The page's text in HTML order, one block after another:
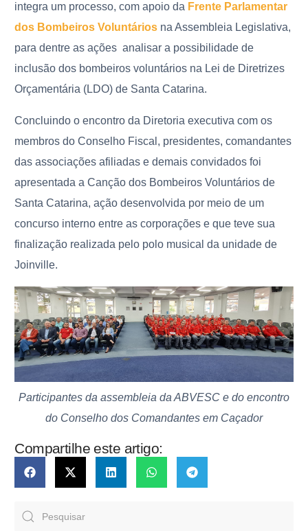
integra um processo, com apoio da Frente Parlamentar
dos Bombeiros Voluntários na Assembleia Legislativa,
para dentre as ações analisar a possibilidade de
inclusão dos bombeiros voluntários na Lei de Diretrizes
Orçamentária (LDO) de Santa Catarina.
Concluindo o encontro da Diretoria executiva com os
membros do Conselho Fiscal, presidentes, comandantes
das associações afiliadas e demais convidados foi
apresentada a Canção dos Bombeiros Voluntários de
Santa Catarina, ação desenvolvida por meio de um
concurso interno entre as corporações e que teve sua
finalização realizada pelo polo musical da unidade de
Joinville.
Participantes da assembleia da ABVESC e do encontro
do Conselho dos Comandantes em Caçador
Compartilhe este artigo: